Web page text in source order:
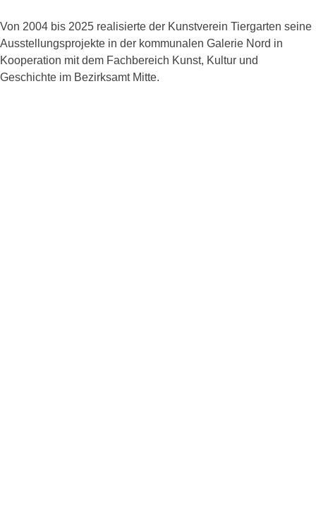
Von 2004 bis 2025 realisierte der Kunstverein Tiergarten seine
Ausstellungsprojekte in der kommunalen Galerie Nord in
Kooperation mit dem Fachbereich Kunst, Kultur und
Geschichte im Bezirksamt Mitte.